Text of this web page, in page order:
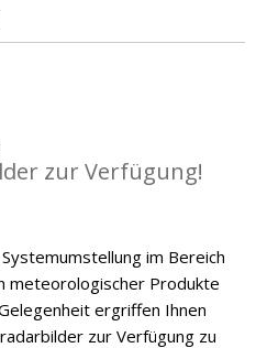
zur Verfügung!
im Bereich
meteorologischer Produkte
ergriffen Ihnen
zur Verfügung zu